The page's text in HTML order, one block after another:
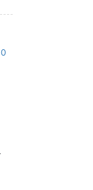
0